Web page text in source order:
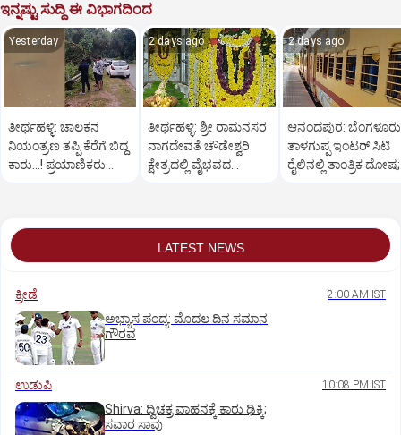
ಇನ್ನಷ್ಟು ಸುದ್ದಿ ಈ ವಿಭಾಗದಿಂದ
Yesterday
ತೀರ್ಥಹಳ್ಳಿ: ಚಾಲಕನ
ನಿಯಂತ್ರಣ ತಪ್ಪಿ ಕೆರೆಗೆ ಬಿದ್ದ
ಕಾರು...! ಪ್ರಯಾಣಿಕರು
2 days ago
ತೀರ್ಥಹಳ್ಳಿ: ಶ್ರೀ ರಾಮನಸರ
ನಾಗದೇವತೆ ಚೌಡೇಶ್ವರಿ
ಕ್ಷೇತ್ರದಲ್ಲಿ ವೈಭವದ
2 days ago
ಆನಂದಪುರ:
ತಾಳಗುಪ್ಪ ಇಂಟರ್ ಸಿಟಿ
ರೈಲಿನಲ್ಲಿ ತಾಂತ್ರಿಕ ದೋಷ;
LATEST NEWS
ಕ್ರೀಡೆ 2:00 AM IST
ಅಭ್ಯಾಸ ಪಂದ್ಯ: ಮೊದಲ ದಿನ ಸಮಾನ
ಗೌರವ
ಉಡುಪಿ 10:08 PM IST
Shirva: ದ್ವಿಚಕ್ರ ವಾಹನಕ್ಕೆ ಕಾರು ಢಿಕ್ಕಿ;
ಸವಾರ ಸಾವು